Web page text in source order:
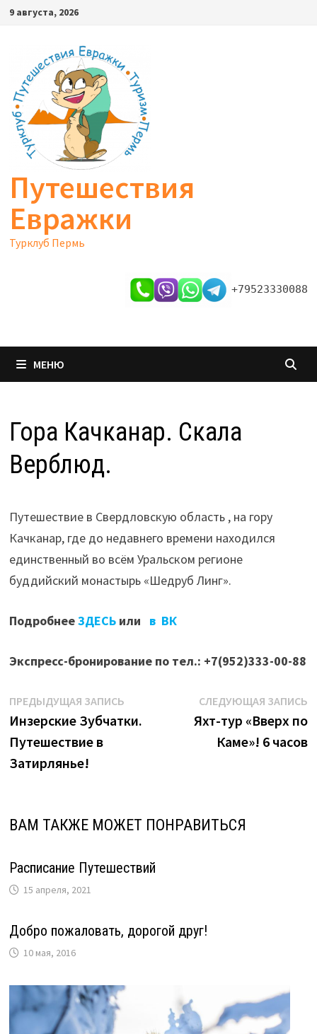
Перейти
содержимому
9 августа, 2026
Путешествия
Евражки
Турклуб Пермь
+79523330088
МЕНЮ
Гора Качканар. Скала
Верблюд.
Путешествие в Свердловскую область , на гору
Качканар, где до недавнего времени находился
единственный во всём Уральском регионе
буддийский монастырь «Шедруб Линг».
ПодробнееЗДЕСЬили в ВК
Экспресс-бронирование по тел.: +7(952)333-00-88
Навигация
по
записям
ПРЕДЫДУЩАЯ ЗАПИСЬПредыдущая
запись:
Инзерские Зубчатки.
Путешествие в
Затирлянье!
СЛЕДУЮЩАЯ ЗАПИСЬ
Яхт-тур «Вверх по
Каме»! 6 часов
ВАМ ТАКЖЕ МОЖЕТ ПОНРАВИТЬСЯ
Расписание Путешествий
15 апреля, 2021
Добро пожаловать, дорогой друг!
10 мая, 2016